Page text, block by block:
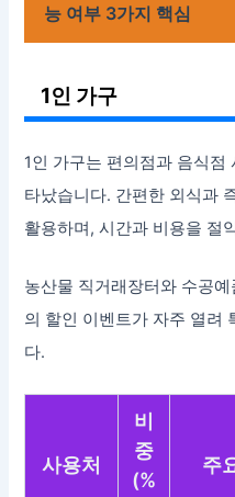
능 여부 3가지 핵심
1인 가구
1인 가구는 편의점과 음식
타났습니다. 간편한 외식과
활용하며, 시간과 비용을 절
농산물 직거래장터와 수공
의 할인 이벤트가 자주 열려
다.
사용처
비
중
(%
주